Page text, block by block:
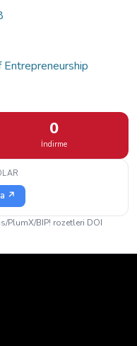
0
İndirme
↗
PlumX/BIP! rozetleri DOI